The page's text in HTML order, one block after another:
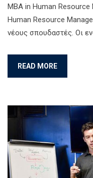
MBA in Human
Human Resource
νέους σπουδαστές. Οι
READ MORE